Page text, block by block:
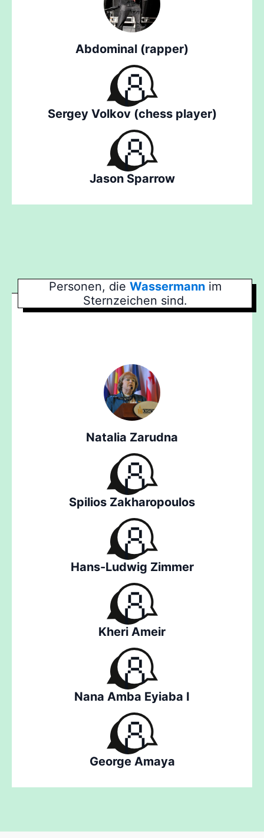
Abdominal (rapper)
Sergey Volkov (chess player)
Jason Sparrow
Personen, die Wassermann im
Sternzeichen sind.
Natalia Zarudna
Spilios Zakharopoulos
Hans-Ludwig Zimmer
Kheri Ameir
Nana Amba Eyiaba I
George Amaya